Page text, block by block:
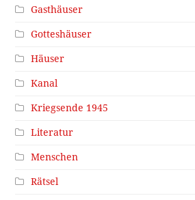
Gasthäuser
Gotteshäuser
Häuser
Kanal
Kriegsende 1945
Literatur
Menschen
Rätsel